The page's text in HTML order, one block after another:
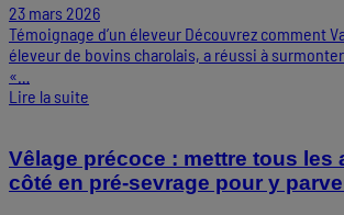
23 mars 2026
Témoignage d’un éleveur Découvrez comment
éleveur de bovins charolais, a réussi à
«…
Lire la suite
Vêlage précoce : mettre tous les
côté en pré-sevrage pour y